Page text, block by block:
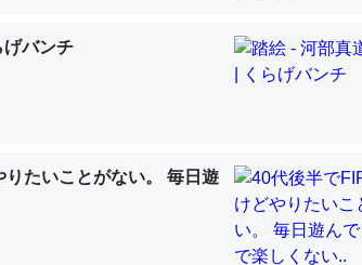
酸素も不足してて両方に不利だから両方が拮抗して
が違うのか？
大問題＝「昆虫はなぜ海にいないのか」に関する新仮説
げバンチ
たいことがない。 毎日遊